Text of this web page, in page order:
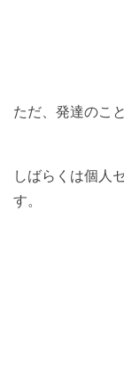
ただ、発達のこ
しばらくは個人
す。